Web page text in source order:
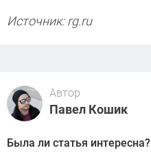
Источник: rg.ru
Автор
Павел Кошик
Была ли статья интересна?